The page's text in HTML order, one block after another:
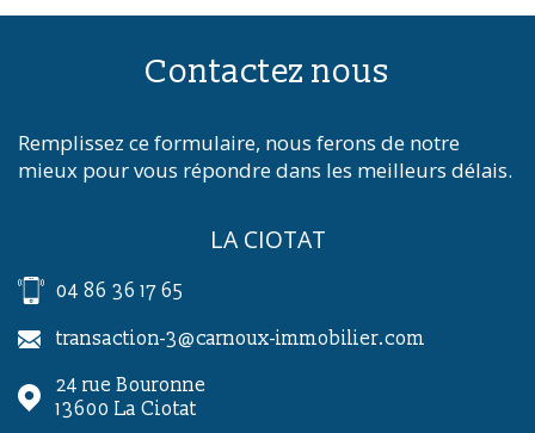
Contactez nous
Remplissez ce formulaire, nous ferons de notre
mieux pour vous répondre dans les meilleurs délais.
LA CIOTAT
04 86 36 17 65
transaction-3@carnoux-immobilier.com
24 rue Bouronne
13600
La Ciotat